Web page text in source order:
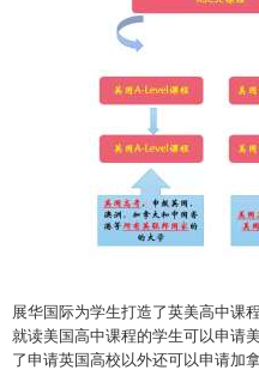
展华国际为学生打造了英美高中课
就读美国高中课程的学生可以申请
了申请英国高校以外还可以申请加